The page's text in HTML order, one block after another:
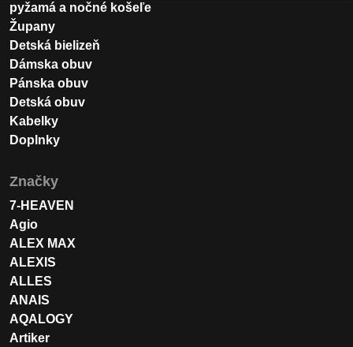
pyžamá a nočné košeľe
Župany
Detská bielizeň
Dámska obuv
Pánska obuv
Detská obuv
Kabelky
Doplnky
Značky
7-HEAVEN
Agio
ALEX MAX
ALEXIS
ALLES
ANAIS
AQALOGY
Artiker